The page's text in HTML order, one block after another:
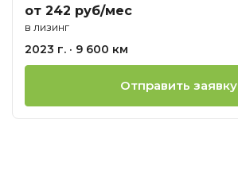
от 242 руб/мес
в лизинг
2023 г. · 9 600 км
Отправить заявку